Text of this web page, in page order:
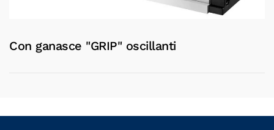
Con ganasce "GRIP" oscillanti